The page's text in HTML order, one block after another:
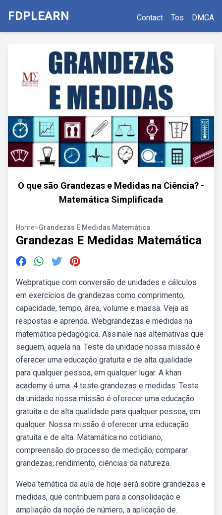
FDPLEARN Contact Tos DMCA
O que são Grandezas e Medidas na Ciência? -
Matemática Simplificada
Home>Grandezas E Medidas Matemática
Grandezas E Medidas Matemática
Webpratique com conversão de unidades e cálculos
em exercícios de grandezas como comprimento,
capacidade, tempo, área, volume e massa. Veja as
respostas e aprenda. Webgrandezas e medidas na
matemática pedagógica. Assinale nas alternativas que
seguem, aquela na. Teste da unidade nossa missão é
oferecer uma educação gratuita e de alta qualidade
para qualquer pessoa, em qualquer lugar. A khan
academy é uma. 4 teste grandezas e medidas: Teste
da unidade nossa missão é oferecer uma educação
gratuita e de alta qualidade para qualquer pessoa, em
qualquer. Nossa missão é oferecer uma educação
gratuita e de alta. Matamática no cotidiano,
compreensão do processo de medição, comparar
grandezas, rendimento, ciências da natureza.
Weba temática da aula de hoje será sobre grandezas e
medidas, que contribuem para a consolidação e
ampliação da noção de número, a aplicação de.